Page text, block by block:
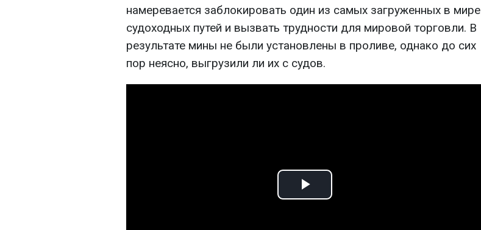
намеревается заблокировать один из самых загруженных в мире
судоходных путей и вызвать трудности для мировой торговли. В
результате мины не были установлены в проливе, однако до сих
пор неясно, выгрузили ли их с судов.
Play